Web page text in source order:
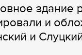
здание
и
и